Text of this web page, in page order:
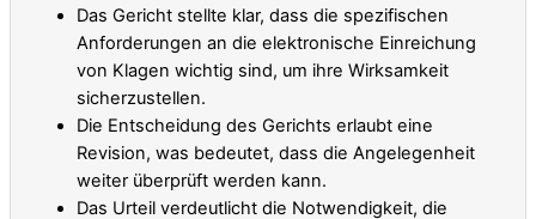
Das Gericht stellte klar, dass die spezifischen
Anforderungen an die elektronische Einreichung
von Klagen wichtig sind, um ihre Wirksamkeit
sicherzustellen.
Die Entscheidung des Gerichts erlaubt eine
Revision, was bedeutet, dass die Angelegenheit
weiter überprüft werden kann.
Das Urteil verdeutlicht die Notwendigkeit, die